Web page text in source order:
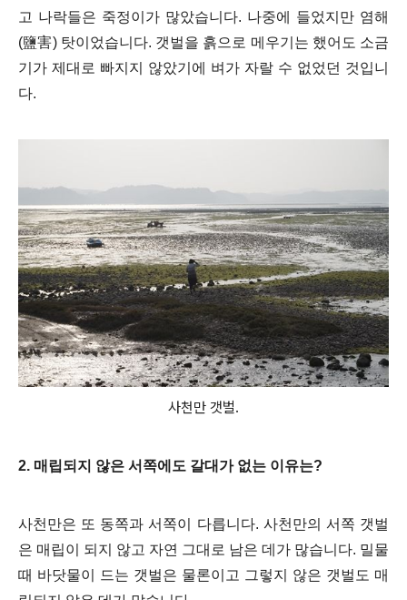
고 나락들은 죽정이가 많았습니다. 나중에 들었지만 염해
(鹽害) 탓이었습니다. 갯벌을 흙으로 메우기는 했어도 소금
기가 제대로 빠지지 않았기에 벼가 자랄 수 없었던 것입니
다.
사천만 갯벌.
2. 매립되지 않은 서쪽에도 갈대가 없는 이유는?
사천만은 또 동쪽과 서쪽이 다릅니다. 사천만의 서쪽 갯벌
은 매립이 되지 않고 자연 그대로 남은 데가 많습니다. 밀물
때 바닷물이 드는 갯벌은 물론이고 그렇지 않은 갯벌도 매